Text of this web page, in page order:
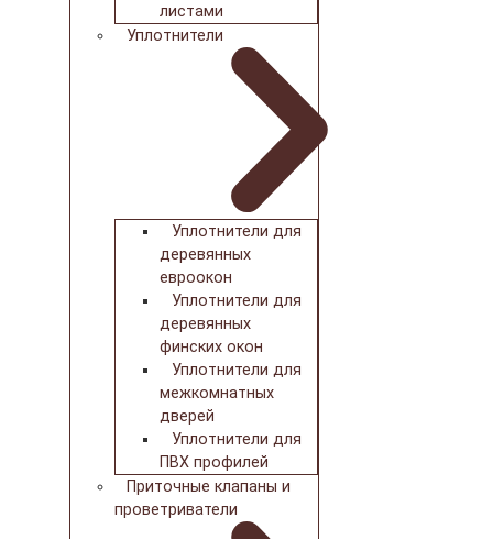
листами
Уплотнители
Уплотнители для
деревянных
евроокон
Уплотнители для
деревянных
финских окон
Уплотнители для
межкомнатных
дверей
Уплотнители для
ПВХ профилей
Приточные клапаны и
проветриватели